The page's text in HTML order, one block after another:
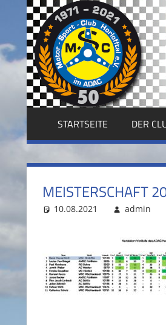
springen MSC
E.V.
STARTSEITE DER
MEISTERSCHAFT
10.08.2021 admin